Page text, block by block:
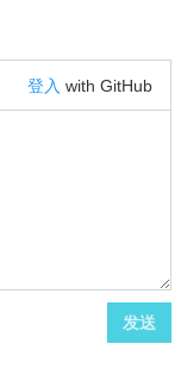
登入 with GitHub
发送